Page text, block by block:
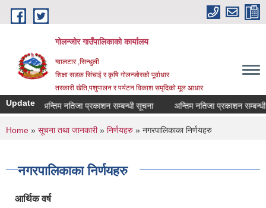
Skip to main content
गोलन्जोर गाउँपालिकाको कार्यालय
ग्वालटार ,सिन्धुली
शिक्षा सडक सिंचाई र कृषि गोलन्जोरको पूर्वाधार
तरकारी खेति,पशुपालन र पर्यटन विकाश समृदिको मूल आधार
Updateअन्तिम नतिजा प्रकाशन सम्बन्धी सूचना अन्तिम नतिजा प्रकाशन सम्बन्धी
You are here
Home » सूचना तथा जानकारी» निर्णयहरु » नगरपालिकाका निर्णयहरु
नगरपालिकाका निर्णयहरु
आर्थिक वर्ष